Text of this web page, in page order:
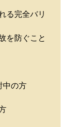
る完全バリ
を防ぐこと
中の方